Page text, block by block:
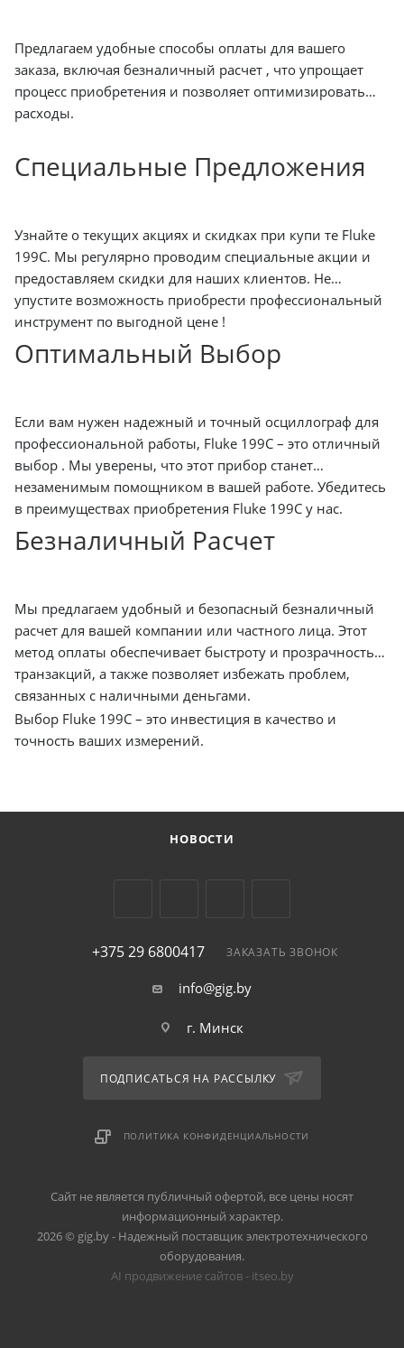
Предлагаем удобные способы оплаты для вашего
заказа, включая безналичный расчет , что упрощает
процесс приобретения и позволяет оптимизировать
расходы.
Специальные Предложения
Узнайте о текущих акциях и скидках при купи те Fluke
199C. Мы регулярно проводим специальные акции и
предоставляем скидки для наших клиентов. Не
упустите возможность приобрести профессиональный
инструмент по выгодной цене !
Оптимальный Выбор
Если вам нужен надежный и точный осциллограф для
профессиональной работы, Fluke 199C – это отличный
выбор . Мы уверены, что этот прибор станет
незаменимым помощником в вашей работе. Убедитесь
в преимуществах приобретения Fluke 199C у нас.
Безналичный Расчет
Мы предлагаем удобный и безопасный безналичный
расчет для вашей компании или частного лица. Этот
метод оплаты обеспечивает быстроту и прозрачность
транзакций, а также позволяет избежать проблем,
связанных с наличными деньгами.
Выбор Fluke 199C – это инвестиция в качество и
точность ваших измерений.
НОВОСТИ
+375 29 6800417 ЗАКАЗАТЬ ЗВОНОК
info@gig.by
г. Минск
ПОДПИСАТЬСЯ НА РАССЫЛКУ
ПОЛИТИКА КОНФИДЕНЦИАЛЬНОСТИ
Сайт не является публичный офертой, все цены носят
информационный характер.
2026 © gig.by - Надежный поставщик электротехнического
оборудования.
AI продвижение сайтов - itseo.by